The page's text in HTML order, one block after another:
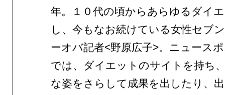
年。１０代の頃からあらゆるダイ
し、今もなお続けている女性セブ
ーオバ記者<野原広子>。ニュース
では、ダイエットのサイトを持ち
な姿をさらして成果を出したり、